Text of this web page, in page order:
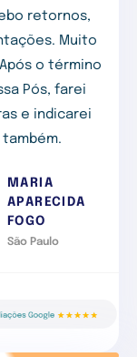
retornos,
Muito
o término
Pós, farei
e indicarei
também.
MARIA
APARECIDA
FOGO
São Paulo